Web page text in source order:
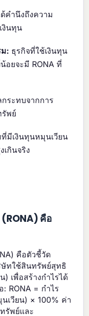
คำนึงถึงความ
งินทุน
: ธุรกิจที่ใช้เงินทุน
อยจะมี RONA ที่
กระทบจากการ
พย์
มีเงินทุนหมุนเวียน
เกินจริง
คือ
คือตัวชี้วัด
ษัทใช้สินทรัพย์สุทธิ
เพื่อสร้างกำไรได้
RONA = กำไร
เวียน) × 100% ค่า
รัพย์และ